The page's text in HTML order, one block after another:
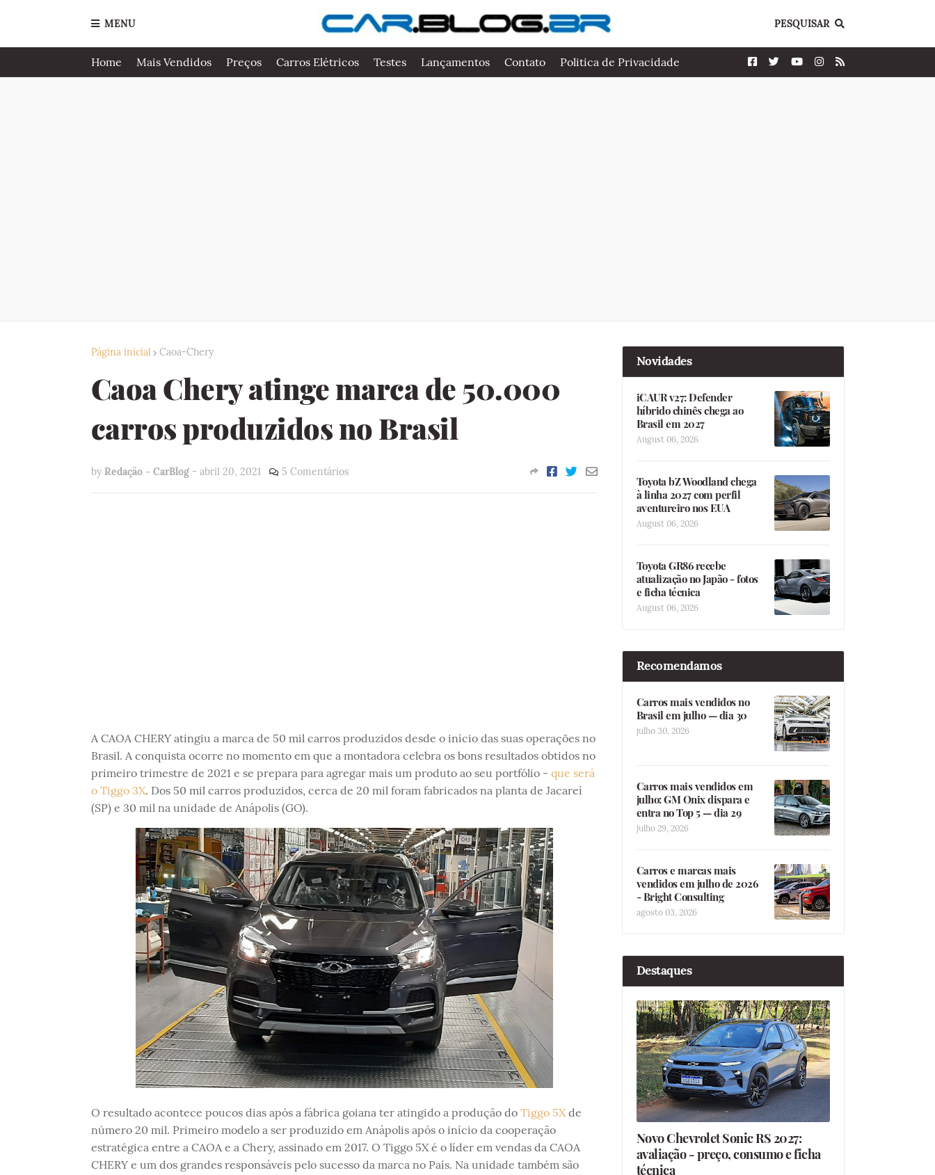
MENU PESQUISAR
Home Mais Vendidos Preços Carros Elétricos Testes Lançamentos Contato Politica de Privacidade
Página inicial Caoa-Chery
Caoa Chery atinge marca de 50.000
carros produzidos no Brasil
by Redação - CarBlog - abril 20, 2021 5 Comentários
A CAOA CHERY atingiu a marca de 50 mil carros produzidos desde o início das suas operações no
Brasil. A conquista ocorre no momento em que a montadora celebra os bons resultados obtidos no
primeiro trimestre de 2021 e se prepara para agregar mais um produto ao seu portfólio - que será
o Tiggo 3X. Dos 50 mil carros produzidos, cerca de 20 mil foram fabricados na planta de Jacareí
(SP) e 30 mil na unidade de Anápolis (GO).
O resultado acontece poucos dias após a fábrica goiana ter atingido a produção do Tiggo 5Xde
número 20 mil. Primeiro modelo a ser produzido em Anápolis após o início da cooperação
estratégica entre a CAOA e a Chery, assinado em 2017. O Tiggo 5X é o líder em vendas da CAOA
CHERY e um dos grandes responsáveis pelo sucesso da marca no País. Na unidade também são
Novidades
iCAUR v27: Defender
híbrido chinês chega ao
Brasil em 2027
August 06, 2026
Toyota bZ Woodland chega
à linha 2027 com perfil
aventureiro nos EUA
August 06, 2026
Toyota GR86 recebe
atualização no Japão - fotos
e ficha técnica
August 06, 2026
Recomendamos
Carros mais vendidos no
Brasil em julho — dia 30
julho 30, 2026
Carros mais vendidos em
julho: GM Onix dispara e
entra no Top 5 — dia 29
julho 29, 2026
Carros e marcas mais
vendidos em julho de 2026
- Bright Consulting
agosto 03, 2026
Destaques
Novo Chevrolet Sonic RS 2027:
avaliação - preço, consumo e ficha
técnica